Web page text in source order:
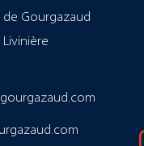
de Gourgazaud
Livinière